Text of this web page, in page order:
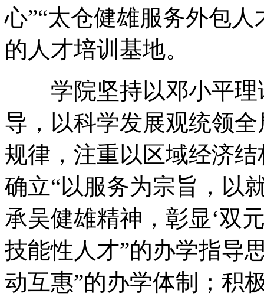
心”“太仓健雄服务外包
的人才培训基地。
学院坚持以邓小平理
导，以科学发展观统领
规律，注重以区域经济
确立“以服务为宗旨，以
承吴健雄精神，彰显‘双
技能性人才”的办学指导
动互惠”的办学体制；积